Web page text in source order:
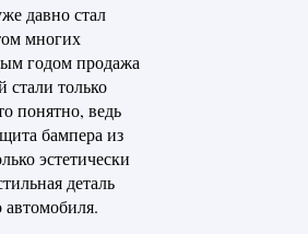
давно стал
многих
годом продажа
стали только
понятно, ведь
бампера из
эстетически
деталь